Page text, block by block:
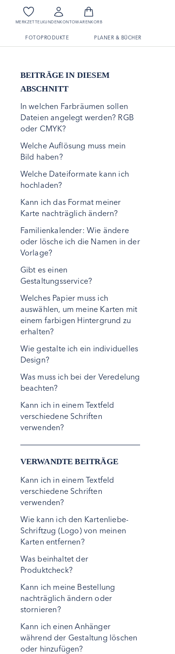
MERKZETTELKUNDENKONTOWARENKORB
FOTOPRODUKTE PLANER & BÜCHER
BEITRÄGE IN DIESEM
ABSCHNITT
In welchen Farbräumen sollen
Dateien angelegt werden? RGB
oder CMYK?
Welche Auflösung muss mein
Bild haben?
Welche Dateiformate kann ich
hochladen?
Kann ich das Format meiner
Karte nachträglich ändern?
Familienkalender: Wie ändere
oder lösche ich die Namen in der
Vorlage?
Gibt es einen
Gestaltungsservice?
Welches Papier muss ich
auswählen, um meine Karten mit
einem farbigen Hintergrund zu
erhalten?
Wie gestalte ich ein individuelles
Design?
Was muss ich bei der Veredelung
beachten?
Kann ich in einem Textfeld
verschiedene Schriften
verwenden?
VERWANDTE BEITRÄGE
Kann ich in einem Textfeld
verschiedene Schriften
verwenden?
Wie kann ich den Kartenliebe-
Schriftzug (Logo) von meinen
Karten entfernen?
Was beinhaltet der
Produktcheck?
Kann ich meine Bestellung
nachträglich ändern oder
stornieren?
Kann ich einen Anhänger
während der Gestaltung löschen
oder hinzufügen?